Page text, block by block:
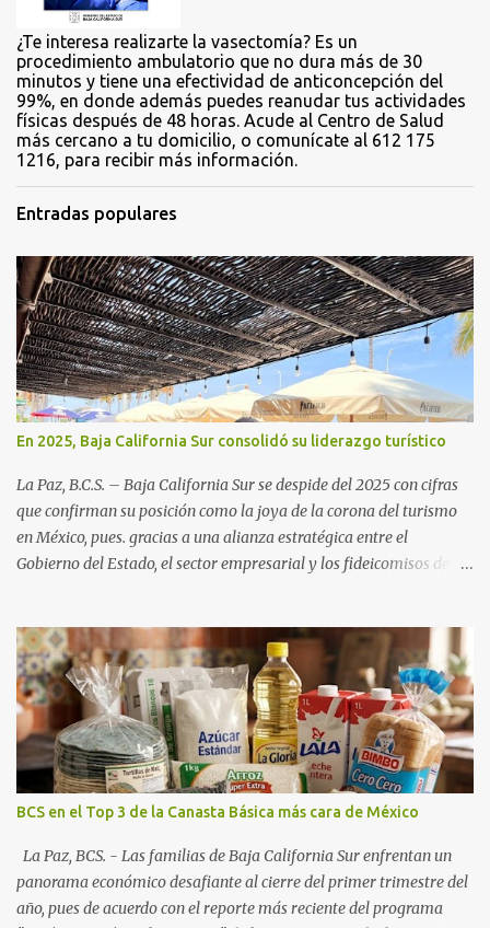
¿Te interesa realizarte la vasectomía? Es un
procedimiento ambulatorio que no dura más de 30
minutos y tiene una efectividad de anticoncepción del
99%, en donde además puedes reanudar tus actividades
físicas después de 48 horas. Acude al Centro de Salud
más cercano a tu domicilio, o comunícate al 612 175
1216, para recibir más información.
Entradas populares
En 2025, Baja California Sur consolidó su liderazgo turístico
La Paz, B.C.S. – Baja California Sur se despide del 2025 con cifras
que confirman su posición como la joya de la corona del turismo
en México, pues. gracias a una alianza estratégica entre el
Gobierno del Estado, el sector empresarial y los fideicomisos de
una derrama económica sin precedentes. Las proyecciones para
este periodo vacacional son optimistas, con un promedio estatal
que supera el 70% . Sin embargo, la sorpresa del año la ha dado el
norte del estado. Comondú encabeza las expectativas con un
impresionante 89% de ocupación, impulsado por el interés
creciente en el turismo de naturaleza. Le siguen destinos
consolidados y emergentes: Los Cabos: 72% promedio (esperando
picos del 79% en Año Nuevo). La Paz: 66%. Loreto: 58%. Mulegé:
54%. "Estamos viendo un fenómeno de diversificación. Ya no solo
vienen por el lujo de Los Cabos, sino por la aut...
BCS en el Top 3 de la Canasta Básica más cara de México
La Paz, BCS. - Las familias de Baja California Sur enfrentan un
panorama económico desafiante al cierre del primer trimestre del
año, pues de acuerdo con el reporte más reciente del programa